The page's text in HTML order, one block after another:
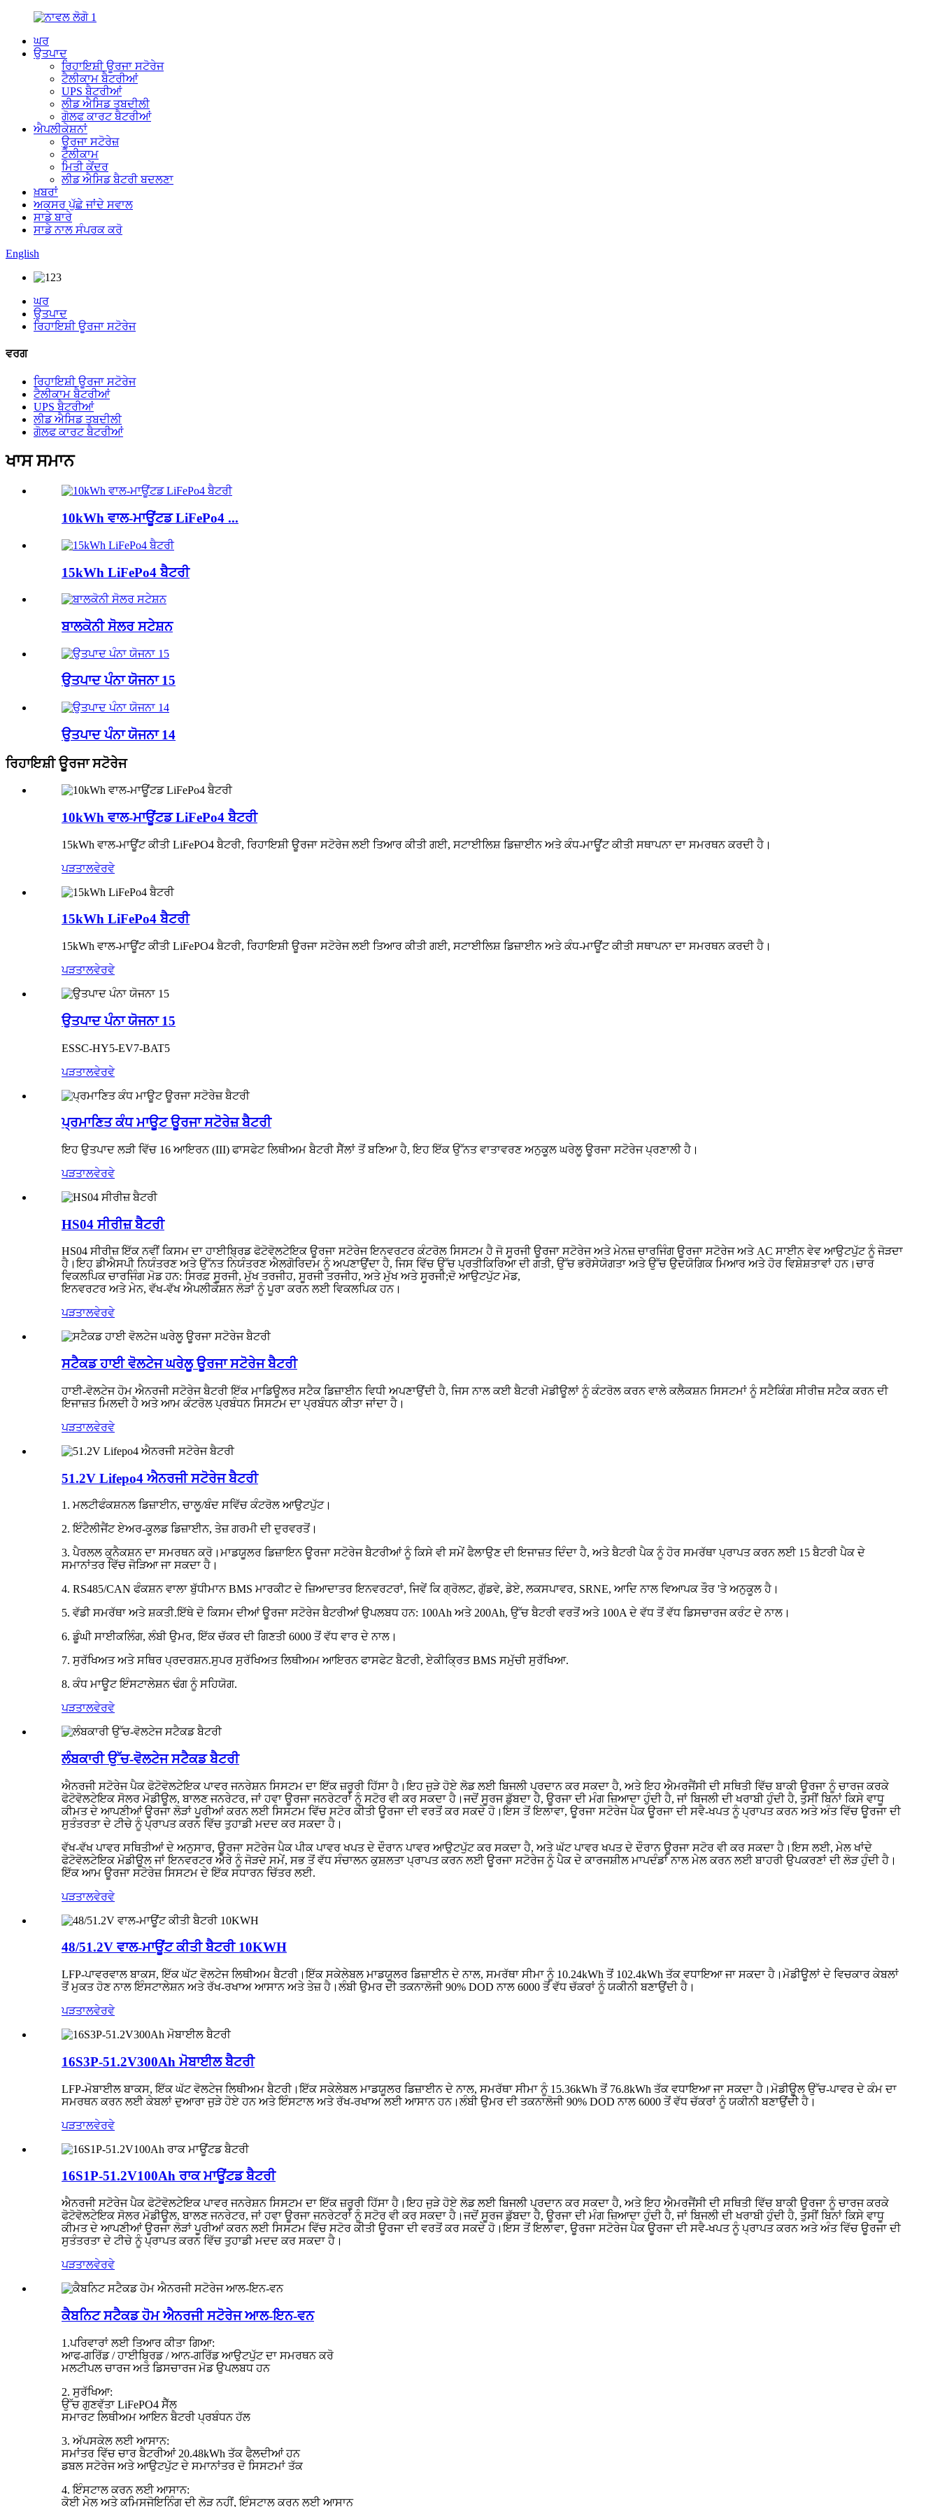
ਘਰ
ਉਤਪਾਦ
ਰਿਹਾਇਸ਼ੀ ਊਰਜਾ ਸਟੋਰੇਜ
ਟੈਲੀਕਾਮ ਬੈਟਰੀਆਂ
UPS ਬੈਟਰੀਆਂ
ਲੀਡ ਐਸਿਡ ਤਬਦੀਲੀ
ਗੋਲਫ ਕਾਰਟ ਬੈਟਰੀਆਂ
ਐਪਲੀਕੇਸ਼ਨਾਂ
ਊਰਜਾ ਸਟੋਰੇਜ਼
ਟੈਲੀਕਾਮ
ਮਿਤੀ ਕੇਂਦਰ
ਲੀਡ ਐਸਿਡ ਬੈਟਰੀ ਬਦਲਣਾ
ਖ਼ਬਰਾਂ
ਅਕਸਰ ਪੁੱਛੇ ਜਾਂਦੇ ਸਵਾਲ
ਸਾਡੇ ਬਾਰੇ
ਸਾਡੇ ਨਾਲ ਸੰਪਰਕ ਕਰੋ
English
ਘਰ
ਉਤਪਾਦ
ਰਿਹਾਇਸ਼ੀ ਊਰਜਾ ਸਟੋਰੇਜ
ਵਰਗ
ਰਿਹਾਇਸ਼ੀ ਊਰਜਾ ਸਟੋਰੇਜ
ਟੈਲੀਕਾਮ ਬੈਟਰੀਆਂ
UPS ਬੈਟਰੀਆਂ
ਲੀਡ ਐਸਿਡ ਤਬਦੀਲੀ
ਗੋਲਫ ਕਾਰਟ ਬੈਟਰੀਆਂ
ਖਾਸ ਸਮਾਨ
10kWh ਵਾਲ-ਮਾਊਂਟਡ LiFePo4 ...
15kWh LiFePo4 ਬੈਟਰੀ
ਬਾਲਕੋਨੀ ਸੋਲਰ ਸਟੇਸ਼ਨ
ਉਤਪਾਦ ਪੰਨਾ ਯੋਜਨਾ 15
ਉਤਪਾਦ ਪੰਨਾ ਯੋਜਨਾ 14
ਰਿਹਾਇਸ਼ੀ ਊਰਜਾ ਸਟੋਰੇਜ
10kWh ਵਾਲ-ਮਾਊਂਟਡ LiFePo4 ਬੈਟਰੀ
15kWh ਵਾਲ-ਮਾਊਂਟ ਕੀਤੀ LiFePO4 ਬੈਟਰੀ, ਰਿਹਾਇਸ਼ੀ ਊਰਜਾ ਸਟੋਰੇਜ ਲਈ ਤਿਆਰ ਕੀਤੀ ਗਈ, ਸਟਾਈਲਿਸ਼ ਡਿਜ਼ਾਈਨ ਅਤੇ ਕੰਧ-ਮਾਊਂਟ ਕੀਤੀ ਸਥਾਪਨਾ ਦਾ ਸਮਰਥਨ ਕਰਦੀ ਹੈ।
ਪੜਤਾਲਵੇਰਵੇ
15kWh LiFePo4 ਬੈਟਰੀ
15kWh ਵਾਲ-ਮਾਊਂਟ ਕੀਤੀ LiFePO4 ਬੈਟਰੀ, ਰਿਹਾਇਸ਼ੀ ਊਰਜਾ ਸਟੋਰੇਜ ਲਈ ਤਿਆਰ ਕੀਤੀ ਗਈ, ਸਟਾਈਲਿਸ਼ ਡਿਜ਼ਾਈਨ ਅਤੇ ਕੰਧ-ਮਾਊਂਟ ਕੀਤੀ ਸਥਾਪਨਾ ਦਾ ਸਮਰਥਨ ਕਰਦੀ ਹੈ।
ਪੜਤਾਲਵੇਰਵੇ
ਉਤਪਾਦ ਪੰਨਾ ਯੋਜਨਾ 15
ESSC-HY5-EV7-BAT5
ਪੜਤਾਲਵੇਰਵੇ
ਪ੍ਰਮਾਣਿਤ ਕੰਧ ਮਾਊਟ ਊਰਜਾ ਸਟੋਰੇਜ਼ ਬੈਟਰੀ
ਇਹ ਉਤਪਾਦ ਲੜੀ ਵਿੱਚ 16 ਆਇਰਨ (III) ਫਾਸਫੇਟ ਲਿਥੀਅਮ ਬੈਟਰੀ ਸੈੱਲਾਂ ਤੋਂ ਬਣਿਆ ਹੈ, ਇਹ ਇੱਕ ਉੱਨਤ ਵਾਤਾਵਰਣ ਅਨੁਕੂਲ ਘਰੇਲੂ ਊਰਜਾ ਸਟੋਰੇਜ ਪ੍ਰਣਾਲੀ ਹੈ।
ਪੜਤਾਲਵੇਰਵੇ
HS04 ਸੀਰੀਜ਼ ਬੈਟਰੀ
HS04 ਸੀਰੀਜ਼ ਇੱਕ ਨਵੀਂ ਕਿਸਮ ਦਾ ਹਾਈਬ੍ਰਿਡ ਫੋਟੋਵੋਲਟੇਇਕ ਊਰਜਾ ਸਟੋਰੇਜ ਇਨਵਰਟਰ ਕੰਟਰੋਲ ਸਿਸਟਮ ਹੈ ਜੋ ਸੂਰਜੀ ਊਰਜਾ ਸਟੋਰੇਜ ਅਤੇ ਮੇਨਜ਼ ਚਾਰਜਿੰਗ ਊਰਜਾ ਸਟੋਰੇਜ ਅਤੇ AC ਸਾਈਨ ਵੇਵ ਆਉਟਪੁੱਟ ਨੂੰ ਜੋੜਦਾ
ਹੈ।ਇਹ ਡੀਐਸਪੀ ਨਿਯੰਤਰਣ ਅਤੇ ਉੱਨਤ ਨਿਯੰਤਰਣ ਐਲਗੋਰਿਦਮ ਨੂੰ ਅਪਣਾਉਂਦਾ ਹੈ, ਜਿਸ ਵਿੱਚ ਉੱਚ ਪ੍ਰਤੀਕਿਰਿਆ ਦੀ ਗਤੀ, ਉੱਚ ਭਰੋਸੇਯੋਗਤਾ ਅਤੇ ਉੱਚ ਉਦਯੋਗਿਕ ਮਿਆਰ ਅਤੇ ਹੋਰ ਵਿਸ਼ੇਸ਼ਤਾਵਾਂ ਹਨ।ਚਾਰ
ਵਿਕਲਪਿਕ ਚਾਰਜਿੰਗ ਮੋਡ ਹਨ: ਸਿਰਫ਼ ਸੂਰਜੀ, ਮੁੱਖ ਤਰਜੀਹ, ਸੂਰਜੀ ਤਰਜੀਹ, ਅਤੇ ਮੁੱਖ ਅਤੇ ਸੂਰਜੀ;ਦੋ ਆਉਟਪੁੱਟ ਮੋਡ,
ਇਨਵਰਟਰ ਅਤੇ ਮੇਨ, ਵੱਖ-ਵੱਖ ਐਪਲੀਕੇਸ਼ਨ ਲੋੜਾਂ ਨੂੰ ਪੂਰਾ ਕਰਨ ਲਈ ਵਿਕਲਪਿਕ ਹਨ।
ਪੜਤਾਲਵੇਰਵੇ
ਸਟੈਕਡ ਹਾਈ ਵੋਲਟੇਜ ਘਰੇਲੂ ਊਰਜਾ ਸਟੋਰੇਜ ਬੈਟਰੀ
ਹਾਈ-ਵੋਲਟੇਜ ਹੋਮ ਐਨਰਜੀ ਸਟੋਰੇਜ ਬੈਟਰੀ ਇੱਕ ਮਾਡਿਊਲਰ ਸਟੈਕ ਡਿਜ਼ਾਈਨ ਵਿਧੀ ਅਪਣਾਉਂਦੀ ਹੈ, ਜਿਸ ਨਾਲ ਕਈ ਬੈਟਰੀ ਮੋਡੀਊਲਾਂ ਨੂੰ ਕੰਟਰੋਲ ਕਰਨ ਵਾਲੇ ਕਲੈਕਸ਼ਨ ਸਿਸਟਮਾਂ ਨੂੰ ਸਟੈਕਿੰਗ ਸੀਰੀਜ਼ ਸਟੈਕ ਕਰਨ ਦੀ
ਇਜਾਜ਼ਤ ਮਿਲਦੀ ਹੈ ਅਤੇ ਆਮ ਕੰਟਰੋਲ ਪ੍ਰਬੰਧਨ ਸਿਸਟਮ ਦਾ ਪ੍ਰਬੰਧਨ ਕੀਤਾ ਜਾਂਦਾ ਹੈ।
ਪੜਤਾਲਵੇਰਵੇ
51.2V Lifepo4 ਐਨਰਜੀ ਸਟੋਰੇਜ ਬੈਟਰੀ
1. ਮਲਟੀਫੰਕਸ਼ਨਲ ਡਿਜ਼ਾਈਨ, ਚਾਲੂ/ਬੰਦ ਸਵਿੱਚ ਕੰਟਰੋਲ ਆਉਟਪੁੱਟ।
2. ਇੰਟੈਲੀਜੈਂਟ ਏਅਰ-ਕੂਲਡ ਡਿਜ਼ਾਈਨ, ਤੇਜ਼ ਗਰਮੀ ਦੀ ਦੁਰਵਰਤੋਂ।
3. ਪੈਰਲਲ ਕੁਨੈਕਸ਼ਨ ਦਾ ਸਮਰਥਨ ਕਰੋ।ਮਾਡਯੂਲਰ ਡਿਜ਼ਾਇਨ ਊਰਜਾ ਸਟੋਰੇਜ ਬੈਟਰੀਆਂ ਨੂੰ ਕਿਸੇ ਵੀ ਸਮੇਂ ਫੈਲਾਉਣ ਦੀ ਇਜਾਜ਼ਤ ਦਿੰਦਾ ਹੈ, ਅਤੇ ਬੈਟਰੀ ਪੈਕ ਨੂੰ ਹੋਰ ਸਮਰੱਥਾ ਪ੍ਰਾਪਤ ਕਰਨ ਲਈ 15 ਬੈਟਰੀ ਪੈਕ ਦੇ
ਸਮਾਨਾਂਤਰ ਵਿੱਚ ਜੋੜਿਆ ਜਾ ਸਕਦਾ ਹੈ।
4. RS485/CAN ਫੰਕਸ਼ਨ ਵਾਲਾ ਬੁੱਧੀਮਾਨ BMS ਮਾਰਕੀਟ ਦੇ ਜ਼ਿਆਦਾਤਰ ਇਨਵਰਟਰਾਂ, ਜਿਵੇਂ ਕਿ ਗ੍ਰੋਲਟ, ਗੁੱਡਵੇ, ਡੇਏ, ਲਕਸਪਾਵਰ, SRNE, ਆਦਿ ਨਾਲ ਵਿਆਪਕ ਤੌਰ 'ਤੇ ਅਨੁਕੂਲ ਹੈ।
5. ਵੱਡੀ ਸਮਰੱਥਾ ਅਤੇ ਸ਼ਕਤੀ.ਇੱਥੇ ਦੋ ਕਿਸਮ ਦੀਆਂ ਊਰਜਾ ਸਟੋਰੇਜ ਬੈਟਰੀਆਂ ਉਪਲਬਧ ਹਨ: 100Ah ਅਤੇ 200Ah, ਉੱਚ ਬੈਟਰੀ ਵਰਤੋਂ ਅਤੇ 100A ਦੇ ਵੱਧ ਤੋਂ ਵੱਧ ਡਿਸਚਾਰਜ ਕਰੰਟ ਦੇ ਨਾਲ।
6. ਡੂੰਘੀ ਸਾਈਕਲਿੰਗ, ਲੰਬੀ ਉਮਰ, ਇੱਕ ਚੱਕਰ ਦੀ ਗਿਣਤੀ 6000 ਤੋਂ ਵੱਧ ਵਾਰ ਦੇ ਨਾਲ।
7. ਸੁਰੱਖਿਅਤ ਅਤੇ ਸਥਿਰ ਪ੍ਰਦਰਸ਼ਨ.ਸੁਪਰ ਸੁਰੱਖਿਅਤ ਲਿਥੀਅਮ ਆਇਰਨ ਫਾਸਫੇਟ ਬੈਟਰੀ, ਏਕੀਕ੍ਰਿਤ BMS ਸਮੁੱਚੀ ਸੁਰੱਖਿਆ.
8. ਕੰਧ ਮਾਊਟ ਇੰਸਟਾਲੇਸ਼ਨ ਢੰਗ ਨੂੰ ਸਹਿਯੋਗ.
ਪੜਤਾਲਵੇਰਵੇ
ਲੰਬਕਾਰੀ ਉੱਚ-ਵੋਲਟੇਜ ਸਟੈਕਡ ਬੈਟਰੀ
ਐਨਰਜੀ ਸਟੋਰੇਜ ਪੈਕ ਫੋਟੋਵੋਲਟੇਇਕ ਪਾਵਰ ਜਨਰੇਸ਼ਨ ਸਿਸਟਮ ਦਾ ਇੱਕ ਜ਼ਰੂਰੀ ਹਿੱਸਾ ਹੈ।ਇਹ ਜੁੜੇ ਹੋਏ ਲੋਡ ਲਈ ਬਿਜਲੀ ਪ੍ਰਦਾਨ ਕਰ ਸਕਦਾ ਹੈ, ਅਤੇ ਇਹ ਐਮਰਜੈਂਸੀ ਦੀ ਸਥਿਤੀ ਵਿੱਚ ਬਾਕੀ ਊਰਜਾ ਨੂੰ ਚਾਰਜ ਕਰਕੇ
ਫੋਟੋਵੋਲਟੇਇਕ ਸੋਲਰ ਮੋਡੀਊਲ, ਬਾਲਣ ਜਨਰੇਟਰ, ਜਾਂ ਹਵਾ ਊਰਜਾ ਜਨਰੇਟਰਾਂ ਨੂੰ ਸਟੋਰ ਵੀ ਕਰ ਸਕਦਾ ਹੈ।ਜਦੋਂ ਸੂਰਜ ਡੁੱਬਦਾ ਹੈ, ਊਰਜਾ ਦੀ ਮੰਗ ਜ਼ਿਆਦਾ ਹੁੰਦੀ ਹੈ, ਜਾਂ ਬਿਜਲੀ ਦੀ ਖਰਾਬੀ ਹੁੰਦੀ ਹੈ, ਤੁਸੀਂ ਬਿਨਾਂ ਕਿਸੇ ਵਾਧੂ
ਕੀਮਤ ਦੇ ਆਪਣੀਆਂ ਊਰਜਾ ਲੋੜਾਂ ਪੂਰੀਆਂ ਕਰਨ ਲਈ ਸਿਸਟਮ ਵਿੱਚ ਸਟੋਰ ਕੀਤੀ ਊਰਜਾ ਦੀ ਵਰਤੋਂ ਕਰ ਸਕਦੇ ਹੋ।ਇਸ ਤੋਂ ਇਲਾਵਾ, ਊਰਜਾ ਸਟੋਰੇਜ ਪੈਕ ਊਰਜਾ ਦੀ ਸਵੈ-ਖਪਤ ਨੂੰ ਪ੍ਰਾਪਤ ਕਰਨ ਅਤੇ ਅੰਤ ਵਿੱਚ ਊਰਜਾ ਦੀ
ਸੁਤੰਤਰਤਾ ਦੇ ਟੀਚੇ ਨੂੰ ਪ੍ਰਾਪਤ ਕਰਨ ਵਿੱਚ ਤੁਹਾਡੀ ਮਦਦ ਕਰ ਸਕਦਾ ਹੈ।
ਵੱਖ-ਵੱਖ ਪਾਵਰ ਸਥਿਤੀਆਂ ਦੇ ਅਨੁਸਾਰ, ਊਰਜਾ ਸਟੋਰੇਜ ਪੈਕ ਪੀਕ ਪਾਵਰ ਖਪਤ ਦੇ ਦੌਰਾਨ ਪਾਵਰ ਆਉਟਪੁੱਟ ਕਰ ਸਕਦਾ ਹੈ, ਅਤੇ ਘੱਟ ਪਾਵਰ ਖਪਤ ਦੇ ਦੌਰਾਨ ਊਰਜਾ ਸਟੋਰ ਵੀ ਕਰ ਸਕਦਾ ਹੈ।ਇਸ ਲਈ, ਮੇਲ ਖਾਂਦੇ
ਫੋਟੋਵੋਲਟੇਇਕ ਮੋਡੀਊਲ ਜਾਂ ਇਨਵਰਟਰ ਐਰੇ ਨੂੰ ਜੋੜਦੇ ਸਮੇਂ, ਸਭ ਤੋਂ ਵੱਧ ਸੰਚਾਲਨ ਕੁਸ਼ਲਤਾ ਪ੍ਰਾਪਤ ਕਰਨ ਲਈ ਊਰਜਾ ਸਟੋਰੇਜ ਨੂੰ ਪੈਕ ਦੇ ਕਾਰਜਸ਼ੀਲ ਮਾਪਦੰਡਾਂ ਨਾਲ ਮੇਲ ਕਰਨ ਲਈ ਬਾਹਰੀ ਉਪਕਰਣਾਂ ਦੀ ਲੋੜ ਹੁੰਦੀ ਹੈ।
ਇੱਕ ਆਮ ਊਰਜਾ ਸਟੋਰੇਜ਼ ਸਿਸਟਮ ਦੇ ਇੱਕ ਸਧਾਰਨ ਚਿੱਤਰ ਲਈ.
ਪੜਤਾਲਵੇਰਵੇ
48/51.2V ਵਾਲ-ਮਾਊਂਟ ਕੀਤੀ ਬੈਟਰੀ 10KWH
LFP-ਪਾਵਰਵਾਲ ਬਾਕਸ, ਇੱਕ ਘੱਟ ਵੋਲਟੇਜ ਲਿਥੀਅਮ ਬੈਟਰੀ।ਇੱਕ ਸਕੇਲੇਬਲ ਮਾਡਯੂਲਰ ਡਿਜ਼ਾਈਨ ਦੇ ਨਾਲ, ਸਮਰੱਥਾ ਸੀਮਾ ਨੂੰ 10.24kWh ਤੋਂ 102.4kWh ਤੱਕ ਵਧਾਇਆ ਜਾ ਸਕਦਾ ਹੈ।ਮੋਡੀਊਲਾਂ ਦੇ ਵਿਚਕਾਰ ਕੇਬਲਾਂ
ਤੋਂ ਮੁਕਤ ਹੋਣ ਨਾਲ ਇੰਸਟਾਲੇਸ਼ਨ ਅਤੇ ਰੱਖ-ਰਖਾਅ ਆਸਾਨ ਅਤੇ ਤੇਜ਼ ਹੈ।ਲੰਬੀ ਉਮਰ ਦੀ ਤਕਨਾਲੋਜੀ 90% DOD ਨਾਲ 6000 ਤੋਂ ਵੱਧ ਚੱਕਰਾਂ ਨੂੰ ਯਕੀਨੀ ਬਣਾਉਂਦੀ ਹੈ।
ਪੜਤਾਲਵੇਰਵੇ
16S3P-51.2V300Ah ਮੋਬਾਈਲ ਬੈਟਰੀ
LFP-ਮੋਬਾਈਲ ਬਾਕਸ, ਇੱਕ ਘੱਟ ਵੋਲਟੇਜ ਲਿਥੀਅਮ ਬੈਟਰੀ।ਇੱਕ ਸਕੇਲੇਬਲ ਮਾਡਯੂਲਰ ਡਿਜ਼ਾਈਨ ਦੇ ਨਾਲ, ਸਮਰੱਥਾ ਸੀਮਾ ਨੂੰ 15.36kWh ਤੋਂ 76.8kWh ਤੱਕ ਵਧਾਇਆ ਜਾ ਸਕਦਾ ਹੈ।ਮੋਡੀਊਲ ਉੱਚ-ਪਾਵਰ ਦੇ ਕੰਮ ਦਾ
ਸਮਰਥਨ ਕਰਨ ਲਈ ਕੇਬਲਾਂ ਦੁਆਰਾ ਜੁੜੇ ਹੋਏ ਹਨ ਅਤੇ ਇੰਸਟਾਲ ਅਤੇ ਰੱਖ-ਰਖਾਅ ਲਈ ਆਸਾਨ ਹਨ।ਲੰਬੀ ਉਮਰ ਦੀ ਤਕਨਾਲੋਜੀ 90% DOD ਨਾਲ 6000 ਤੋਂ ਵੱਧ ਚੱਕਰਾਂ ਨੂੰ ਯਕੀਨੀ ਬਣਾਉਂਦੀ ਹੈ।
ਪੜਤਾਲਵੇਰਵੇ
16S1P-51.2V100Ah ਰਾਕ ਮਾਊਂਟਡ ਬੈਟਰੀ
ਐਨਰਜੀ ਸਟੋਰੇਜ ਪੈਕ ਫੋਟੋਵੋਲਟੇਇਕ ਪਾਵਰ ਜਨਰੇਸ਼ਨ ਸਿਸਟਮ ਦਾ ਇੱਕ ਜ਼ਰੂਰੀ ਹਿੱਸਾ ਹੈ।ਇਹ ਜੁੜੇ ਹੋਏ ਲੋਡ ਲਈ ਬਿਜਲੀ ਪ੍ਰਦਾਨ ਕਰ ਸਕਦਾ ਹੈ, ਅਤੇ ਇਹ ਐਮਰਜੈਂਸੀ ਦੀ ਸਥਿਤੀ ਵਿੱਚ ਬਾਕੀ ਊਰਜਾ ਨੂੰ ਚਾਰਜ ਕਰਕੇ
ਫੋਟੋਵੋਲਟੇਇਕ ਸੋਲਰ ਮੋਡੀਊਲ, ਬਾਲਣ ਜਨਰੇਟਰ, ਜਾਂ ਹਵਾ ਊਰਜਾ ਜਨਰੇਟਰਾਂ ਨੂੰ ਸਟੋਰ ਵੀ ਕਰ ਸਕਦਾ ਹੈ।ਜਦੋਂ ਸੂਰਜ ਡੁੱਬਦਾ ਹੈ, ਊਰਜਾ ਦੀ ਮੰਗ ਜ਼ਿਆਦਾ ਹੁੰਦੀ ਹੈ, ਜਾਂ ਬਿਜਲੀ ਦੀ ਖਰਾਬੀ ਹੁੰਦੀ ਹੈ, ਤੁਸੀਂ ਬਿਨਾਂ ਕਿਸੇ ਵਾਧੂ
ਕੀਮਤ ਦੇ ਆਪਣੀਆਂ ਊਰਜਾ ਲੋੜਾਂ ਪੂਰੀਆਂ ਕਰਨ ਲਈ ਸਿਸਟਮ ਵਿੱਚ ਸਟੋਰ ਕੀਤੀ ਊਰਜਾ ਦੀ ਵਰਤੋਂ ਕਰ ਸਕਦੇ ਹੋ।ਇਸ ਤੋਂ ਇਲਾਵਾ, ਊਰਜਾ ਸਟੋਰੇਜ ਪੈਕ ਊਰਜਾ ਦੀ ਸਵੈ-ਖਪਤ ਨੂੰ ਪ੍ਰਾਪਤ ਕਰਨ ਅਤੇ ਅੰਤ ਵਿੱਚ ਊਰਜਾ ਦੀ
ਸੁਤੰਤਰਤਾ ਦੇ ਟੀਚੇ ਨੂੰ ਪ੍ਰਾਪਤ ਕਰਨ ਵਿੱਚ ਤੁਹਾਡੀ ਮਦਦ ਕਰ ਸਕਦਾ ਹੈ।
ਪੜਤਾਲਵੇਰਵੇ
ਕੈਬਨਿਟ ਸਟੈਕਡ ਹੋਮ ਐਨਰਜੀ ਸਟੋਰੇਜ ਆਲ-ਇਨ-ਵਨ
1.ਪਰਿਵਾਰਾਂ ਲਈ ਤਿਆਰ ਕੀਤਾ ਗਿਆ:
ਆਫ-ਗਰਿੱਡ / ਹਾਈਬ੍ਰਿਡ / ਆਨ-ਗਰਿੱਡ ਆਉਟਪੁੱਟ ਦਾ ਸਮਰਥਨ ਕਰੋ
ਮਲਟੀਪਲ ਚਾਰਜ ਅਤੇ ਡਿਸਚਾਰਜ ਮੋਡ ਉਪਲਬਧ ਹਨ
2. ਸੁਰੱਖਿਆ:
ਉੱਚ ਗੁਣਵੱਤਾ LiFePO4 ਸੈੱਲ
ਸਮਾਰਟ ਲਿਥੀਅਮ ਆਇਨ ਬੈਟਰੀ ਪ੍ਰਬੰਧਨ ਹੱਲ
3. ਅੱਪਸਕੇਲ ਲਈ ਆਸਾਨ:
ਸਮਾਂਤਰ ਵਿੱਚ ਚਾਰ ਬੈਟਰੀਆਂ 20.48kWh ਤੱਕ ਫੈਲਦੀਆਂ ਹਨ
ਡਬਲ ਸਟੋਰੇਜ ਅਤੇ ਆਉਟਪੁੱਟ ਦੇ ਸਮਾਨਾਂਤਰ ਦੋ ਸਿਸਟਮਾਂ ਤੱਕ
4. ਇੰਸਟਾਲ ਕਰਨ ਲਈ ਆਸਾਨ:
ਕੋਈ ਮੇਲ ਅਤੇ ਕਮਿਸਜੋਇਨਿੰਗ ਦੀ ਲੋੜ ਨਹੀਂ, ਇੰਸਟਾਲ ਕਰਨ ਲਈ ਆਸਾਨ